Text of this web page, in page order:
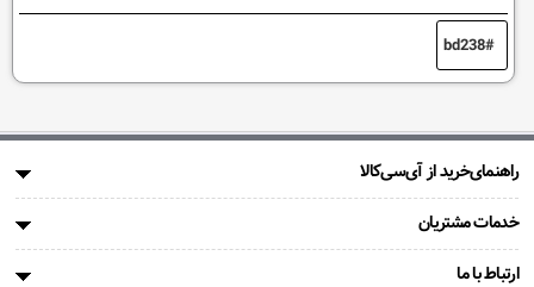
bd238
راهنمای‌خرید از آی‌سی‌کالا
خدمات مشتریان
ارتباط با ما